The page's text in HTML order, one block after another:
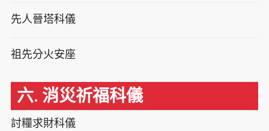
先人晉塔科儀
祖先分火安座
六. 消災祈福科儀
討糧求財科儀